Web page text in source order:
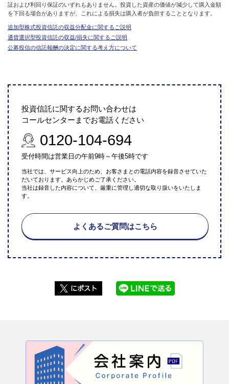
証および利回り保証のいずれもありません。投資した資産の価値が減少して購入金額
を下回る場合がありますが、これによる損失は購入者が負担することとなります。
追加型株式投資信託の収益分配金に関するご説明
通貨選択型投資信託の収益/損失に関するご説明
公募投信の信託報酬の決定に関する考え方について
投資信託に関するお問い合わせは
コールセンターまでお電話ください
0120-104-694
受付時間は営業日の午前9時～午後5時です
当社では、サービス向上のため、お客さまとの電話内容を録音させていた
だいております。あらかじめご了承ください。
当社は録音した内容について、厳重に管理し適切な取り扱いをいたしま
す。
よくあるご質問はこちら